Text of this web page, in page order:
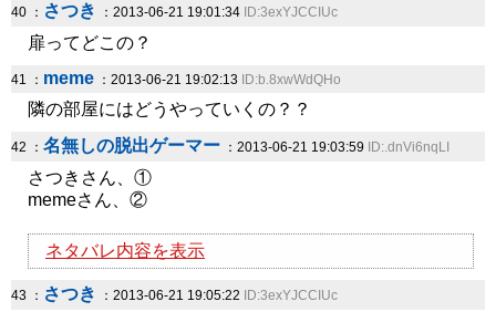
40 ： さつき ：2013-06-21 19:01:34 ID:3exYJCCIUc
扉ってどこの？
41 ： meme ：2013-06-21 19:02:13 ID:b.8xwWdQHo
隣の部屋にはどうやっていくの？？
42 ： 名無しの脱出ゲーマー ：2013-06-21 19:03:59 ID:.dnVi6nqLI
さつきさん、①
memeさん、②
ネタバレ内容を表示
43 ： さつき ：2013-06-21 19:05:22 ID:3exYJCCIUc